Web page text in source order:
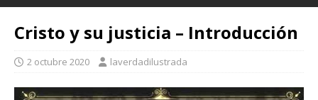
Cristo y su justicia – Introducción
2 octubre 2020 laverdadilustrada